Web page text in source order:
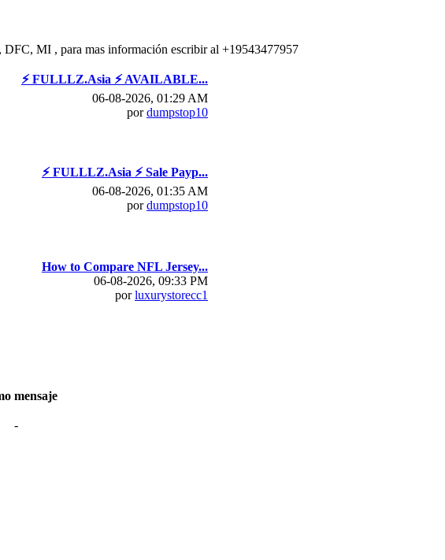
DFC, MI , para mas información escribir al +19543477957
⚡ FULLLZ.Asia ⚡ AVAILABLE...
06-08-2026, 01:29 AM
pordumpstop10
⚡ FULLLZ.Asia ⚡ Sale Payp...
06-08-2026, 01:35 AM
pordumpstop10
How to Compare NFL Jersey...
06-08-2026, 09:33 PM
porluxurystorecc1
mensaje
-